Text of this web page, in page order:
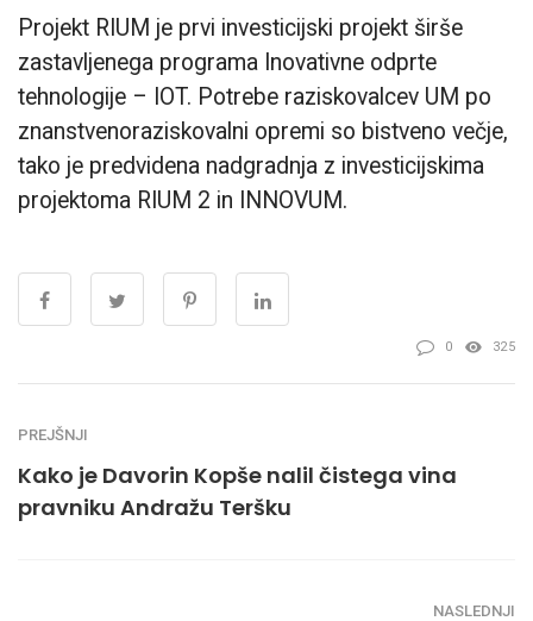
Projekt RIUM je prvi investicijski projekt širše
zastavljenega programa Inovativne odprte
tehnologije – IOT. Potrebe raziskovalcev UM po
znanstvenoraziskovalni opremi so bistveno večje,
tako je predvidena nadgradnja z investicijskima
projektoma RIUM 2 in INNOVUM.
0 325
PREJŠNJI
Kako je Davorin Kopše nalil čistega vina
pravniku Andražu Teršku
NASLEDNJI